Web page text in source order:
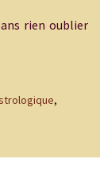
rien oublier
,